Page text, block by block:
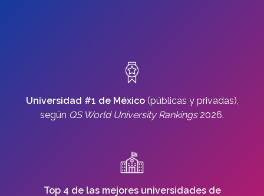
Universidad #1 de México(públicas y privadas),
según QS World University Rankings2026.
Top 4 de las mejores universidades de